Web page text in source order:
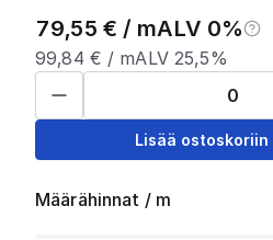
79,55 € / mALV 0%
99,84 € / mALV 25,5%
Lisää ostoskoriin
Määrähinnat / m